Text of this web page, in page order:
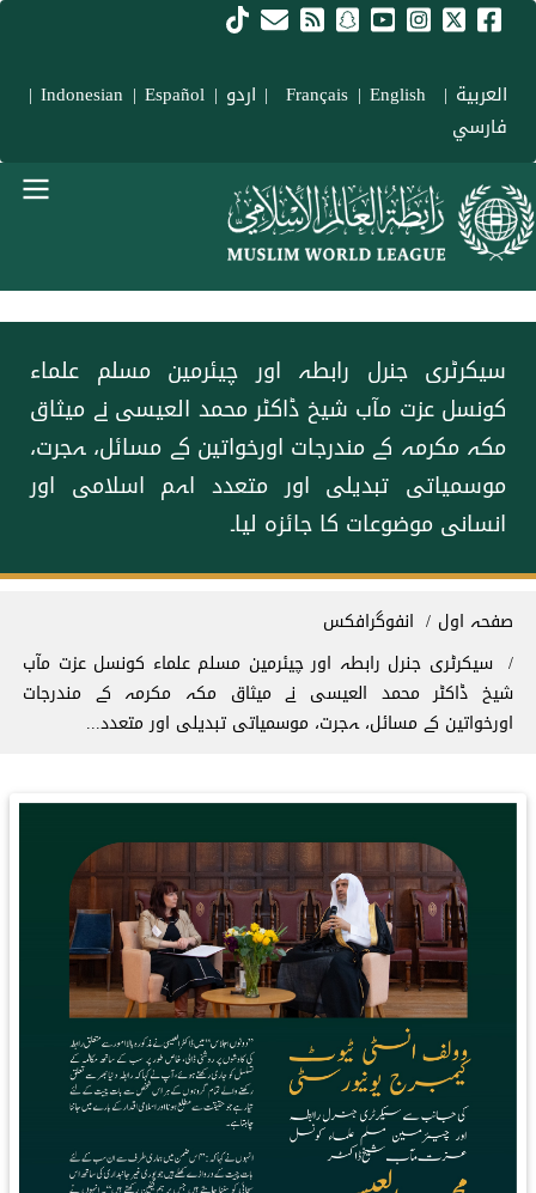
Skip to main content
العربية |
Français
| English
| اردو |
Indonesian |Español
|
فارسي
سیکرٹری جنرل رابطہ اور چیئرمین مسلم علماء
کونسل عزت مآب شیخ ڈاکٹر محمد العیسی نے میثاق
مکہ مکرمہ کے مندرجات اورخواتین کے مسائل، ہجرت،
موسمیاتی تبدیلی اور متعدد اہم اسلامی اور
انسانی موضوعات کا جائزہ لیا۔
Breadcrumb
صفحہ اول
انفوگرافکس
سیکرٹری جنرل رابطہ اور چیئرمین مسلم علماء کونسل عزت مآب
شیخ ڈاکٹر محمد العیسی نے میثاق مکہ مکرمہ کے مندرجات
اورخواتین کے مسائل، ہجرت، موسمیاتی تبدیلی اور متعدد...